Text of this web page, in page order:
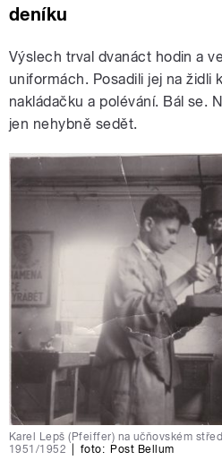
deníku
Výslech trval dvanáct hodin a
uniformách. Posadili jej na židli
nakládačku a polévání. Bál se.
jen nehybně sedět.
Karel Lepš (Pfeiffer) na učňovském
1951/1952
foto: Post Bellum